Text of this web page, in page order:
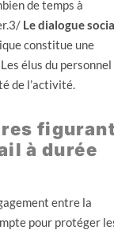
de temps à
Le dialogue
constitue une
élus du personnel
de l’activité.
à durée
entre la
pour protéger